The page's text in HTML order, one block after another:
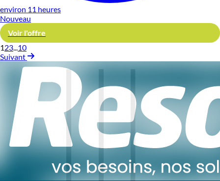
environ 11 heures
Nouveau
Voir l'offre
123 10
Suivant